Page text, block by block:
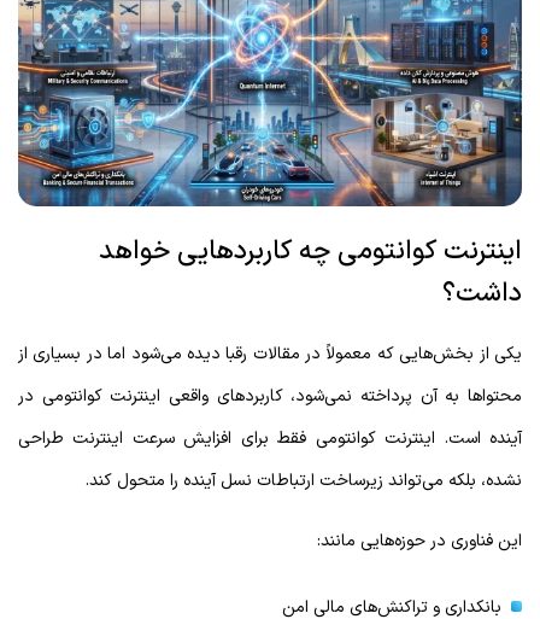
اینترنت کوانتومی چه کاربردهایی خواهد
داشت؟
یکی از بخش‌هایی که معمولاً در مقالات رقبا دیده می‌شود اما در بسیاری از
محتواها به آن پرداخته نمی‌شود، کاربردهای واقعی اینترنت کوانتومی در
آینده است. اینترنت کوانتومی فقط برای افزایش سرعت اینترنت طراحی
نشده، بلکه می‌تواند زیرساخت ارتباطات نسل آینده را متحول کند.
این فناوری در حوزه‌هایی مانند:
بانکداری و تراکنش‌های مالی امن